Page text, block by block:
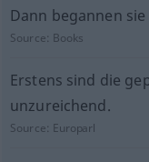
Dann begannen
Source: Books
Erstens sind die
unzureichend.
Source: Europarl